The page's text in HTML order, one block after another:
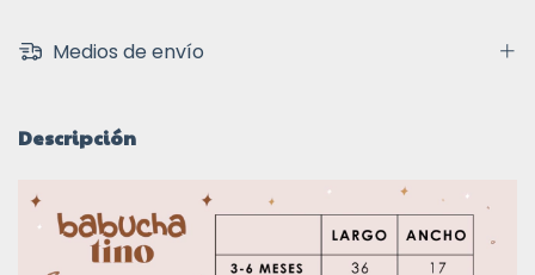
Medios de envío
Descripción